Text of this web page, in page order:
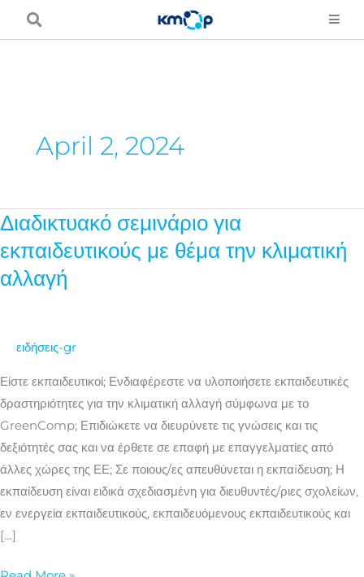
Μετάβαση
April 2, 2024
Διαδικτυακό σεμινάριο για
εκπαιδευτικούς με θέμα την κλιματική
αλλαγή
ειδήσεις-gr
Είστε εκπαιδευτικοί; Ενδιαφέρεστε να υλοποιήσετε εκπαιδευτικές
δραστηριότητες για την κλιματική αλλαγή σύμφωνα με το
GreenComp; Επιδιώκετε να διευρύνετε τις γνώσεις και τις
δεξιότητές σας και να έρθετε σε επαφή με επαγγελματίες από
άλλες χώρες της ΕΕ; Σε ποιους/ες απευθύνεται η εκπαiδευση; Η
εκπαίδευση είναι ειδικά σχεδιασμένη για διευθυντές/ριες σχολείων,
εν ενεργεία εκπαιδευτικούς, εκπαιδευόμενους εκπαιδευτικούς και
[…]
Διαδικτυακό
για
εκπαιδευτικούς
την